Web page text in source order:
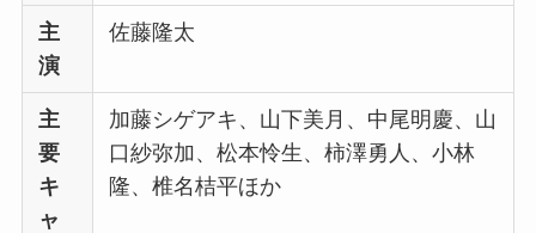
主
演
佐藤隆太
主
要
キ
ャ
加藤シゲアキ、山下美月、中尾明慶、山
口紗弥加、松本怜生、柿澤勇人、小林
隆、椎名桔平ほか